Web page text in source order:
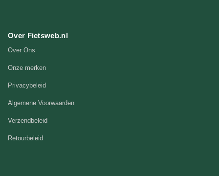
Over Fietsweb.nl
Over Ons
Onze merken
Privacybeleid
Algemene Voorwaarden
Verzendbeleid
Retourbeleid